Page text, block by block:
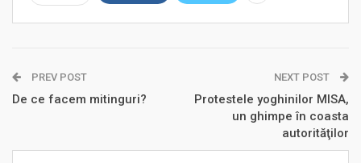
PREV POST
De ce facem mitinguri?
NEXT POST
Protestele yoghinilor MISA,
un ghimpe în coasta
autorităţilor